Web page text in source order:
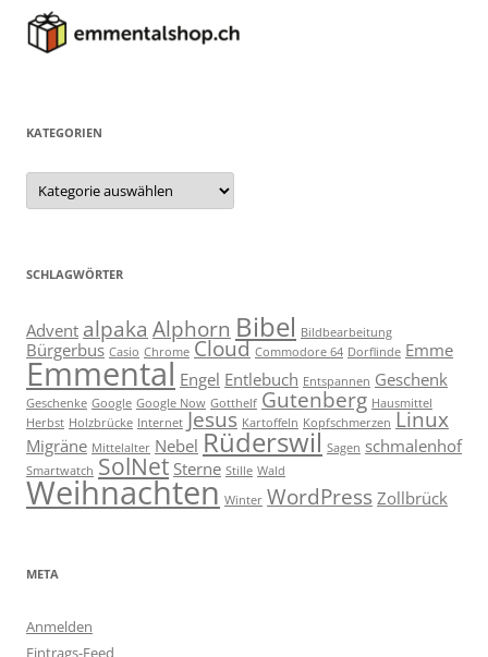
KATEGORIEN
Kategorien
SCHLAGWÖRTER
Advent alpaka Alphorn Bibel Bildbearbeitung
Bürgerbus Casio Chrome Cloud Commodore 64 Dorflinde Emme
Emmental Engel Entlebuch Entspannen Geschenk
Geschenke Google Google Now Gotthelf Gutenberg Hausmittel
Herbst Holzbrücke Internet Jesus Kartoffeln Kopfschmerzen Linux
Migräne Mittelalter Nebel Rüderswil Sagen schmalenhof
Smartwatch SolNet Sterne Stille Wald
Weihnachten Winter WordPress Zollbrück
META
Anmelden
Eintrags-Feed